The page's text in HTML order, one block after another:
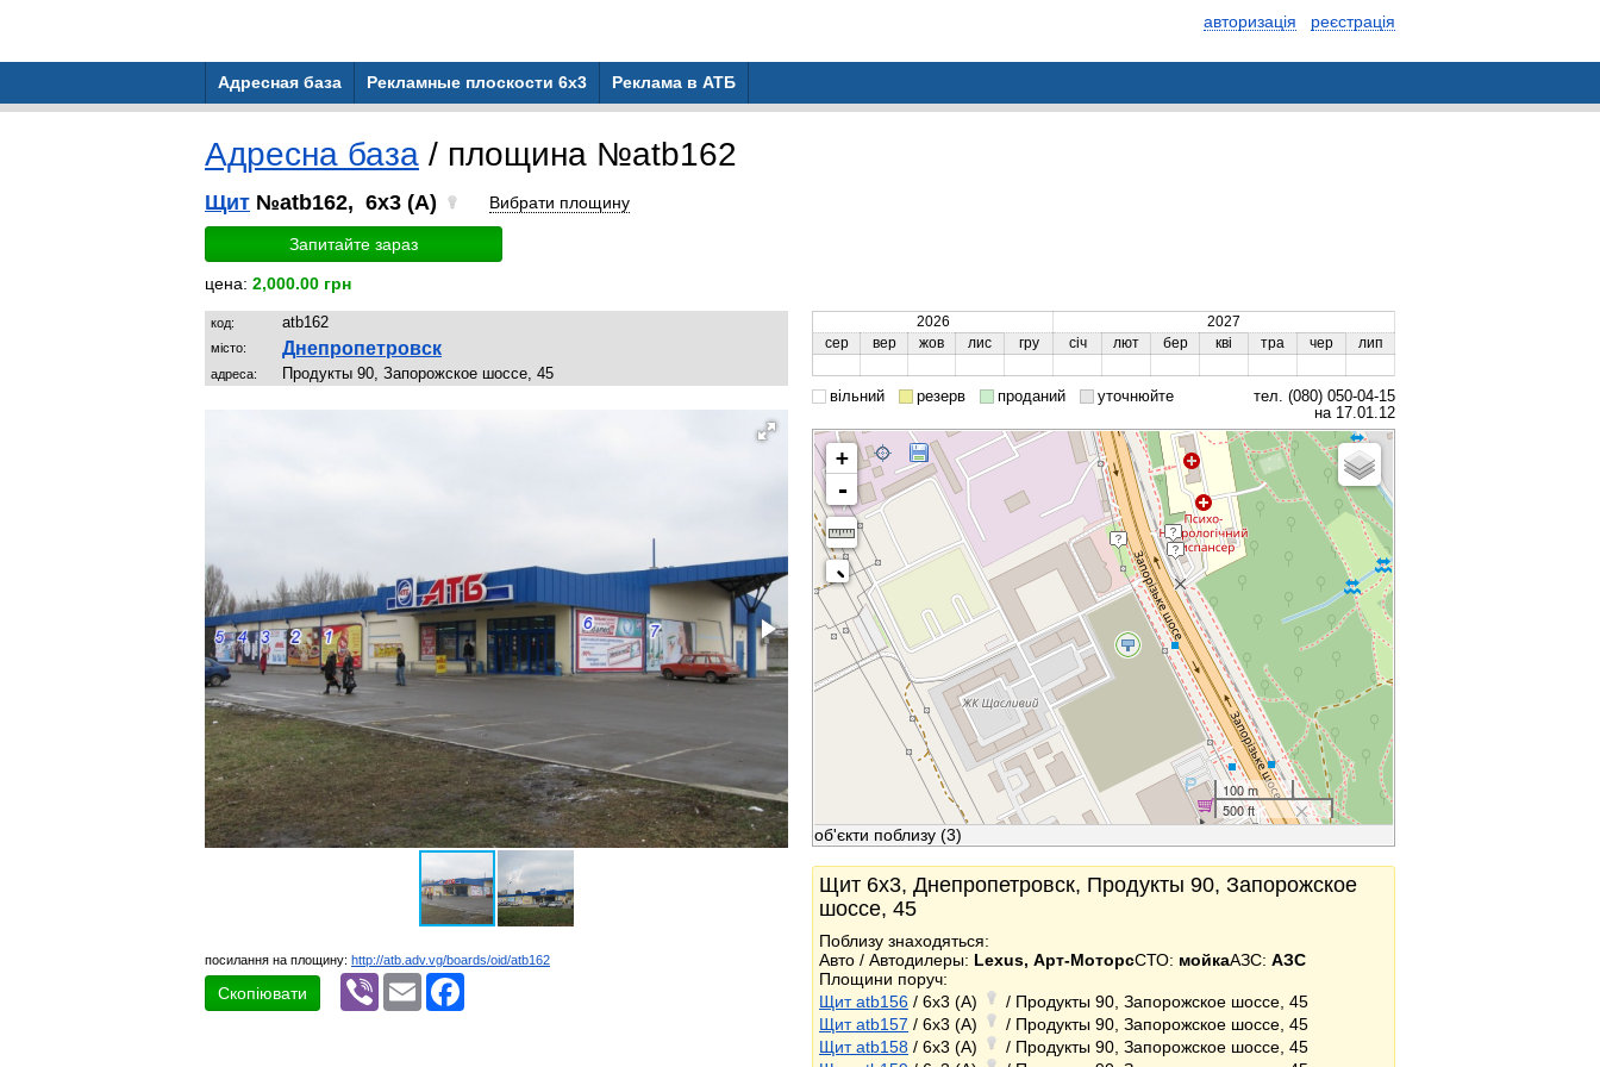
авторизація реєстрація
Адресная база Рекламные плоскости 6x3 Реклама в АТБ
Адресна база / площина №atb162
Щит №atb162, 6x3 (A) Вибрати площину
Запитайте зараз
цена: 2,000.00 грн
код: atb162
місто: Днепропетровск
адреса: Продукты 90, Запорожское шоссе, 45
посилання на площину: http://atb.adv.vg/boards/oid/atb162
Скопіювати
Viber Email
2026
2027
сер
вер жов лис гру січ лют бер кві тра чер лип
вільний резерв проданий уточнюйте
тел. (080) 050-04-15
на 17.01.12
+
-
100 m
500 ft
об'єкти поблизу (3)
Щит 6x3, Днепропетровск, Продукты 90, Запорожское
шоссе, 45
Поблизу знаходяться:
Авто / Автодилеры: Lexus, Арт-МоторсСТО: мойкаАЗС: АЗС
Площини поруч:
Щит atb156 / 6x3 (A)
/ Продукты 90, Запорожское шоссе, 45
Щит atb157 / 6x3 (A)
/ Продукты 90, Запорожское шоссе, 45
Щит atb158 / 6x3 (A)
/ Продукты 90, Запорожское шоссе, 45